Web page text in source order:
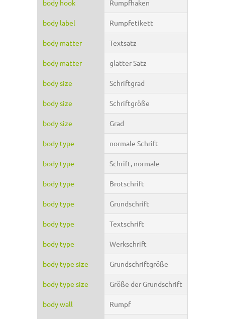
body hook Rumpfhaken
body label Rumpfetikett
body matter Textsatz
body matter glatter Satz
body size Schriftgrad
body size Schriftgröße
body size Grad
body type normale Schrift
body type Schrift, normale
body type Brotschrift
body type Grundschrift
body type Textschrift
body type Werkschrift
body type size Grundschriftgröße
body type size Größe der Grundschrift
body wall Rumpf